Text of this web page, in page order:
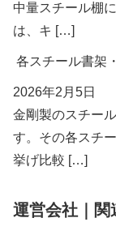
中量スチール棚
は、キ […]
各スチール書架
2026年2月5日
金剛製のスチー
す。その各スチ
挙げ比較 […]
運営会社｜関